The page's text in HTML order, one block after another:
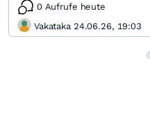
0 Aufrufe heute
Vakataka 24.06.26, 19:03